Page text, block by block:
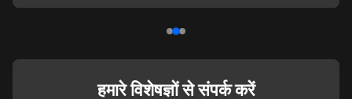
हमारे विशेषज्ञों से संपर्क करें